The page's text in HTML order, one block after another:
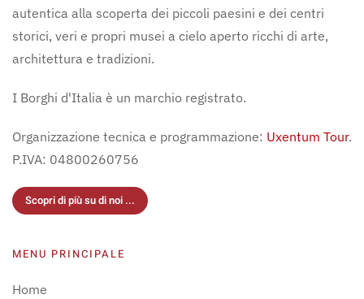
autentica alla scoperta dei piccoli paesini e dei centri
storici, veri e propri musei a cielo aperto ricchi di arte,
architettura e tradizioni.
I Borghi d'Italia è un marchio registrato.
Organizzazione tecnica e programmazione: Uxentum Tour.
P.IVA: 04800260756
Scopri di più su di noi ...
MENU PRINCIPALE
Home